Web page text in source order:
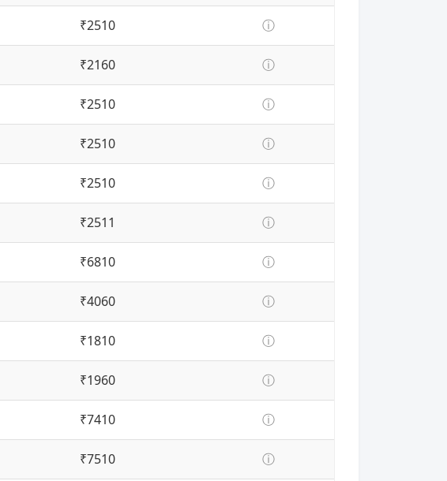
₹2510 ⓘ
₹2160 ⓘ
₹2510 ⓘ
₹2510 ⓘ
₹2510 ⓘ
₹2511 ⓘ
₹6810 ⓘ
₹4060 ⓘ
₹1810 ⓘ
₹1960 ⓘ
₹7410 ⓘ
₹7510 ⓘ